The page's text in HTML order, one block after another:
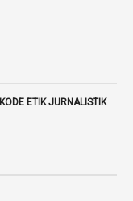
KODE ETIK JURNALISTIK